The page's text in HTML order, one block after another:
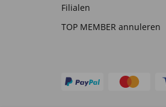
Filialen
TOP MEMBER annuleren